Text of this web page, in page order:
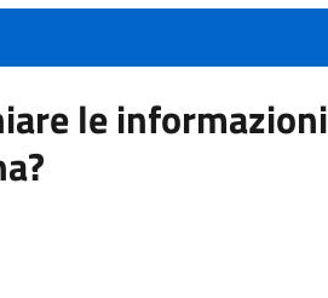
le informazioni